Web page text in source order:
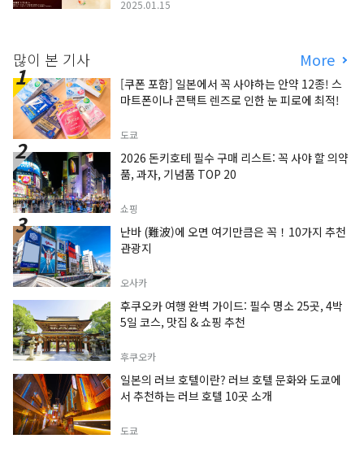
2025.01.15
많이 본 기사 More
[쿠폰 포함] 일본에서 꼭 사야하는 안약 12종! 스
마트폰이나 콘택트 렌즈로 인한 눈 피로에 최적!
도쿄
2026 돈키호테 필수 구매 리스트: 꼭 사야 할 의약
품, 과자, 기념품 TOP 20
쇼핑
난바 (難波)에 오면 여기만큼은 꼭！10가지 추천
관광지
오사카
후쿠오카 여행 완벽 가이드: 필수 명소 25곳, 4박
5일 코스, 맛집 & 쇼핑 추천
후쿠오카
일본의 러브 호텔이란? 러브 호텔 문화와 도쿄에
서 추천하는 러브 호텔 10곳 소개
도쿄